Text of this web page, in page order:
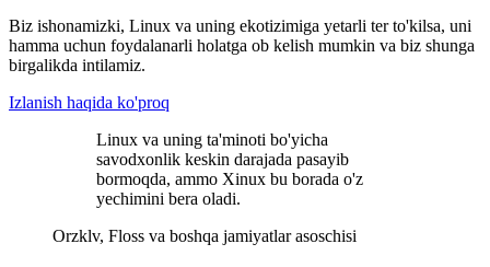
Biz ishonamizki, Linux va uning ekotizimiga yetarli ter to'kilsa, uni
hamma uchun foydalanarli holatga ob kelish mumkin va biz shunga
birgalikda intilamiz.
Izlanish haqida ko'proq
Linux va uning ta'minoti bo'yicha
savodxonlik keskin darajada pasayib
bormoqda, ammo Xinux bu borada o'z
yechimini bera oladi.
Orzklv, Floss va boshqa jamiyatlar asoschisi